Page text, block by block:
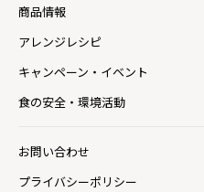
商品情報
アレンジレシピ
キャンペーン・イベント
食の安全・環境活動
お問い合わせ
プライバシーポリシー